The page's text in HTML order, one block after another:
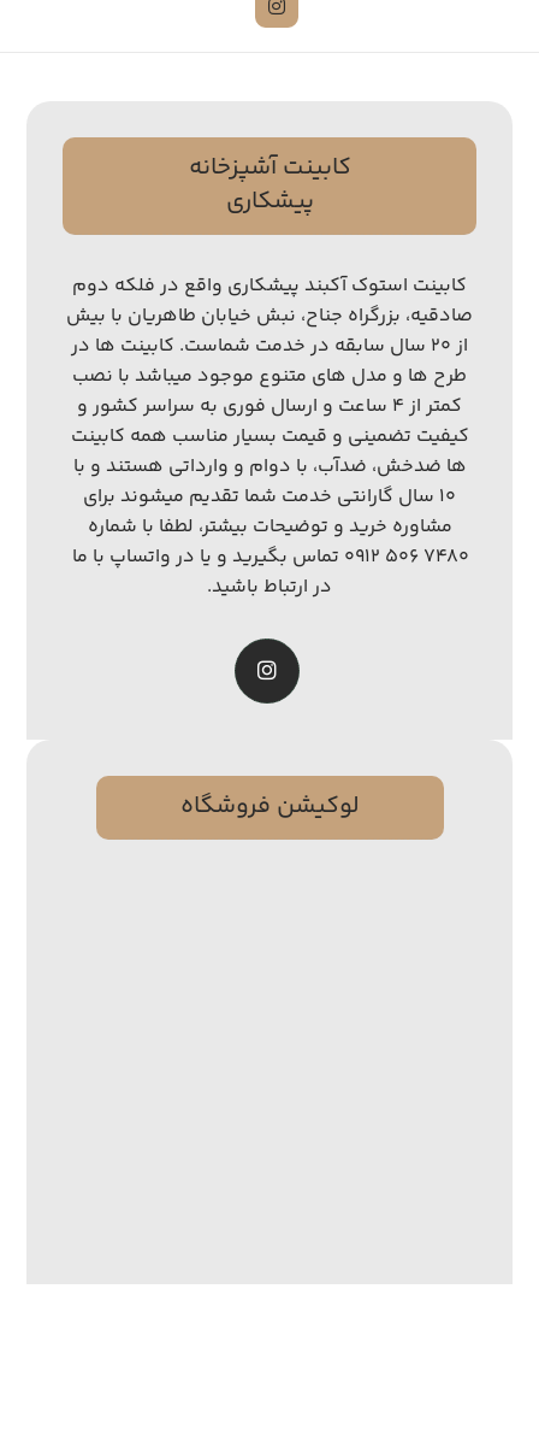
کابینت آشپزخانه
پیشکاری
کابینت استوک آکبند پیشکاری واقع در فلکه دوم
صادقیه، بزرگراه جناح، نبش خیابان طاهریان با بیش
از ۲۰ سال سابقه در خدمت شماست. کابینت ها در
طرح ها و مدل های متنوع موجود میباشد با نصب
کمتر از ۴ ساعت و ارسال فوری به سراسر کشور و
کیفیت تضمینی و قیمت بسیار مناسب همه کابینت
ها ضدخش، ضدآب، با دوام و وارداتی هستند و با
۱۰ سال گارانتی خدمت شما تقدیم میشوند برای
مشاوره خرید و توضیحات بیشتر، لطفا با شماره
۷۴۸۰ ۵۰۶ ۰۹۱۲ تماس بگیرید و یا در واتساپ با ما
در ارتباط باشید.
لوکیشن فروشگاه